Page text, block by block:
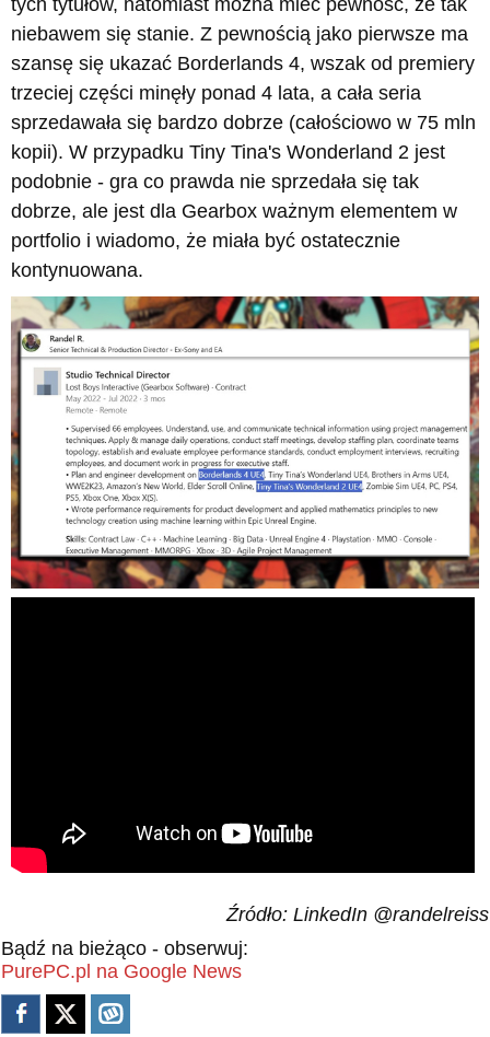
niebawem się stanie. Z pewnością jako pierwsze ma
szansę się ukazać Borderlands 4, wszak od premiery
trzeciej części minęły ponad 4 lata, a cała seria
sprzedawała się bardzo dobrze (całościowo w 75 mln
kopii). W przypadku Tiny Tina's Wonderland 2 jest
podobnie - gra co prawda nie sprzedała się tak
dobrze, ale jest dla Gearbox ważnym elementem w
portfolio i wiadomo, że miała być ostatecznie
kontynuowana.
Źródło: LinkedIn @randelreiss
Bądź na bieżąco - obserwuj:
PurePC.pl na Google News